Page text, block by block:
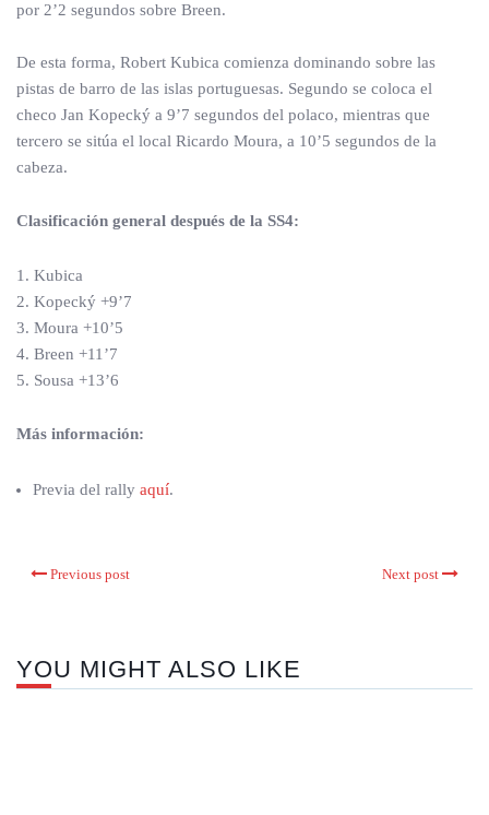
por 2’2 segundos sobre Breen.
De esta forma, Robert Kubica comienza dominando sobre las
pistas de barro de las islas portuguesas. Segundo se coloca el
checo Jan Kopecký a 9’7 segundos del polaco, mientras que
tercero se sitúa el local Ricardo Moura, a 10’5 segundos de la
cabeza.
Clasificación general después de la SS4:
1. Kubica
2. Kopecký +9’7
3. Moura +10’5
4. Breen +11’7
5. Sousa +13’6
Más información:
Previa del rally aquí.
Previous post Next post
YOU MIGHT ALSO LIKE